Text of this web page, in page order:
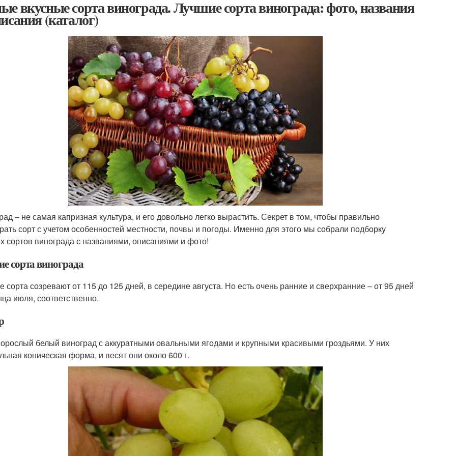
вкусные сорта винограда. Лучшие сорта винограда: фото, названия
(каталог)
– не самая капризная культура, и его довольно легко вырастить. Секрет в том, чтобы правильно
сорт с учетом особенностей местности, почвы и погоды. Именно для этого мы собрали подборку
сортов винограда с названиями, описаниями и фото!
сорта винограда
сорта созревают от 115 до 125 дней, в середине августа. Но есть очень ранние и сверхранние – от 95 дней
июля, соответственно.
белый виноград с аккуратными овальными ягодами и крупными красивыми гроздьями. У них
коническая форма, и весят они около 600 г.